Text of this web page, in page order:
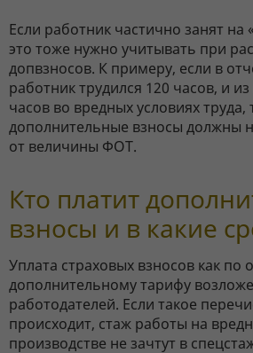
Если работник частично занят на
это тоже нужно учитывать при
допвзносов. К примеру, если в
работник трудился 120 часов, и
часов во вредных условиях труда,
дополнительные взносы должны
от величины ФОТ.
Кто платит
взносы и в какие
Уплата страховых взносов как по
дополнительному тарифу
работодателей. Если такое
происходит, стаж работы на
производстве не зачтут в